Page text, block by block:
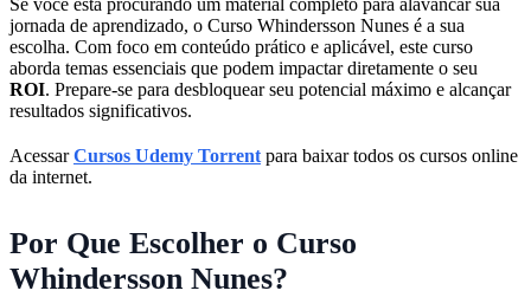
jornada de aprendizado, o Curso Whindersson Nunes é a sua
escolha. Com foco em conteúdo prático e aplicável, este curso
aborda temas essenciais que podem impactar diretamente o seu
ROI. Prepare-se para desbloquear seu potencial máximo e alcançar
resultados significativos.
AcessarCursos Udemy Torrent para baixar todos os cursos online
da internet.
Por Que Escolher o Curso
Whindersson Nunes?